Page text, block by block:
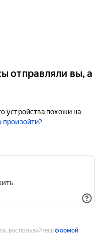
отправляли вы, а
устройства похожи на
произойти?
воспользуйтесьформой